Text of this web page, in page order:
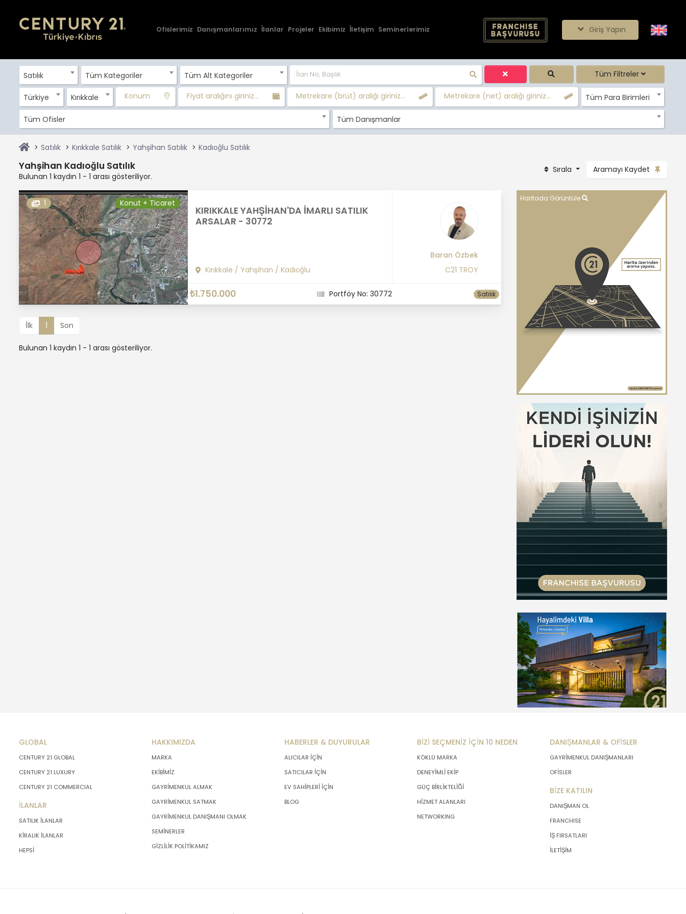
Ofislerimiz Danışmanlarımız İlanlar Projeler Ekibimiz İletişim Seminerlerimiz Giriş Yapın
Satılık Tüm Kategoriler Tüm Alt Kategoriler Tüm Filtreler
Türkiye Kırıkkale Konum Fiyat aralığını giriniz... Metrekare (brüt) aralığı giriniz... Metrekare (net) aralığı giriniz... Tüm Para Birimleri
Tüm Ofisler Tüm Danışmanlar
Satılık Kırıkkale Satılık Yahşihan Satılık Kadıoğlu Satılık
Yahşihan Kadıoğlu Satılık
Bulunan 1 kaydın 1 - 1 arası gösteriliyor.
Sırala Aramayı Kaydet
1 Konut + Ticaret
KIRIKKALE YAHŞİHAN'DA İMARLI SATILIK
ARSALAR - 30772
Kırıkkale / Yahşihan / Kadıoğlu
Baran Özbek
C21 TROY
₺1.750.000 Portföy No: 30772 Satılık
İlk 1 Son
Bulunan 1 kaydın 1 - 1 arası gösteriliyor.
Haritada Görüntüle
GLOBAL
CENTURY 21 GLOBAL
CENTURY 21 LUXURY
CENTURY 21 COMMERCIAL
İLANLAR
SATILIK İLANLAR
KİRALIK İLANLAR
HEPSİ
HAKKIMIZDA
MARKA
EKİBİMİZ
GAYRİMENKUL ALMAK
GAYRİMENKUL SATMAK
GAYRİMENKUL DANIŞMANI OLMAK
SEMİNERLER
GİZLİLİK POLİTİKAMIZ
HABERLER & DUYURULAR
ALICILAR İÇİN
SATICILAR İÇİN
EV SAHİPLERİ İÇİN
BLOG
BİZİ SEÇMENİZ İÇİN 10 NEDEN
KÖKLÜ MARKA
DENEYİMLİ EKİP
GÜÇ BİRLİKTELİĞİ
HİZMET ALANLARI
NETWORKING
DANIŞMANLAR & OFİSLER
GAYRİMENKUL DANIŞMANLARI
OFİSLER
BİZE KATILIN
DANIŞMAN OL
FRANCHISE
İŞ FIRSATLARI
İLETİŞİM